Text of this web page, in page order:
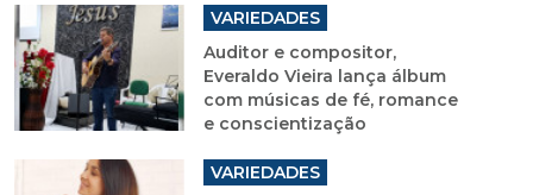
VARIEDADES
Auditor e compositor,
Everaldo Vieira lança álbum
com músicas de fé, romance
e conscientização
VARIEDADES